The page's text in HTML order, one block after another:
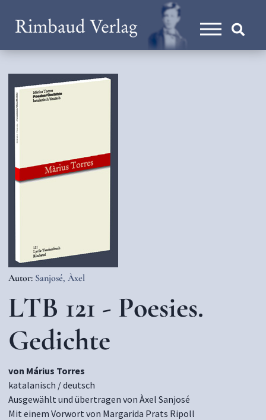
Autor: Sanjosé, Àxel
LTB 121 - Poesies.
Gedichte
von Márius Torres
katalanisch / deutsch
Ausgewählt und übertragen von Àxel Sanjosé
Mit einem Vorwort von Margarida Prats Ripoll